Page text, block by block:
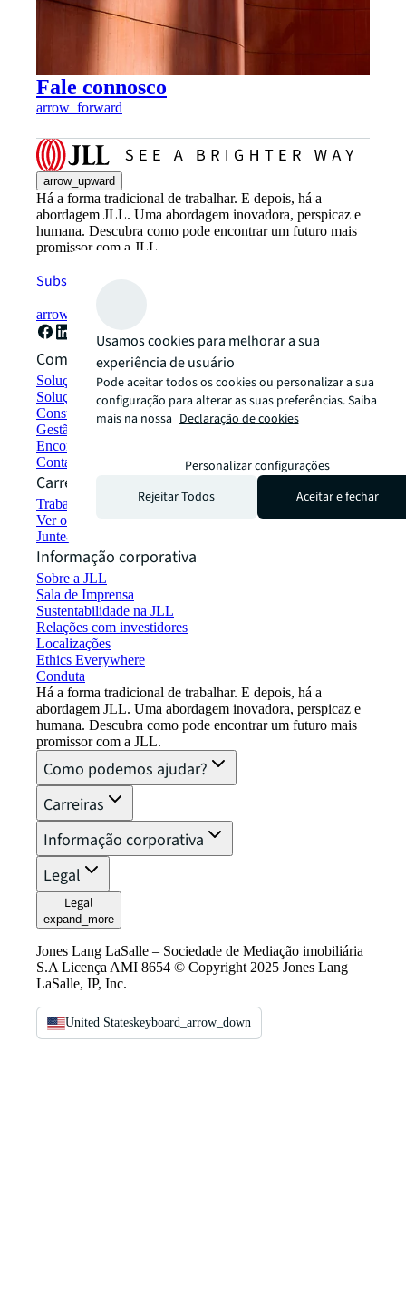
Fale connosco
arrow_forward
arrow_upward
Há a forma tradicional de trabalhar. E depois, há a
abordagem JLL. Uma abordagem inovadora, perspicaz e
humana. Descubra como pode encontrar um futuro mais
promissor com a JLL.
Subscreva agora
arrow_forward
Como podemos ajudar?
Soluções de sustentabilidade
Soluções de espaço de trabalho híbrido
Construção e arrendamento sustentável
Gestão de portfólio
Encontre e arrende espaços
Contacte-nos
Carreiras
Trabalhar na JLL
Ver oportunidades de emprego
Junte-se à rede de talentos
Informação corporativa
Sobre a JLL
Sala de Imprensa
Sustentabilidade na JLL
Relações com investidores
Localizações
Ethics Everywhere
Conduta
Há a forma tradicional de trabalhar. E depois, há a
abordagem JLL. Uma abordagem inovadora, perspicaz e
humana. Descubra como pode encontrar um futuro mais
promissor com a JLL.
Como podemos ajudar?
Carreiras
Informação corporativa
Legal
Legal
expand_more
Jones Lang LaSalle – Sociedade de Mediação imobiliária
S.A Licença AMI 8654 © Copyright 2025 Jones Lang
LaSalle, IP, Inc.
United Stateskeyboard_arrow_down
Usamos cookies para melhorar a sua
experiência de usuário
Pode aceitar todos os cookies ou personalizar a sua
configuração para alterar as suas preferências. Saiba
mais na nossa Declaração de cookies
Personalizar configurações
Rejeitar Todos
Aceitar e fechar